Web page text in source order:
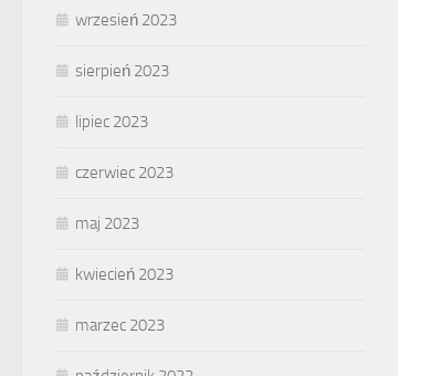
wrzesień 2023
sierpień 2023
lipiec 2023
czerwiec 2023
maj 2023
kwiecień 2023
marzec 2023